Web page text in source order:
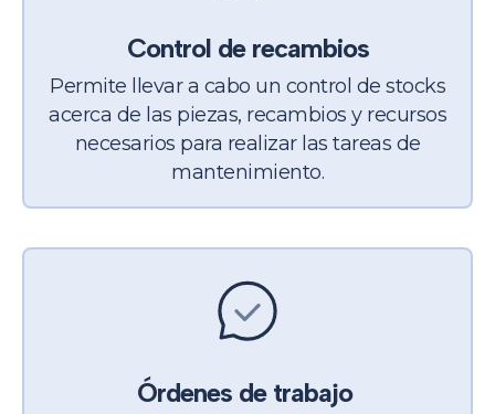
Control de recambios
Permite llevar a cabo un control de stocks
acerca de las piezas, recambios y recursos
necesarios para realizar las tareas de
mantenimiento.
Órdenes de trabajo